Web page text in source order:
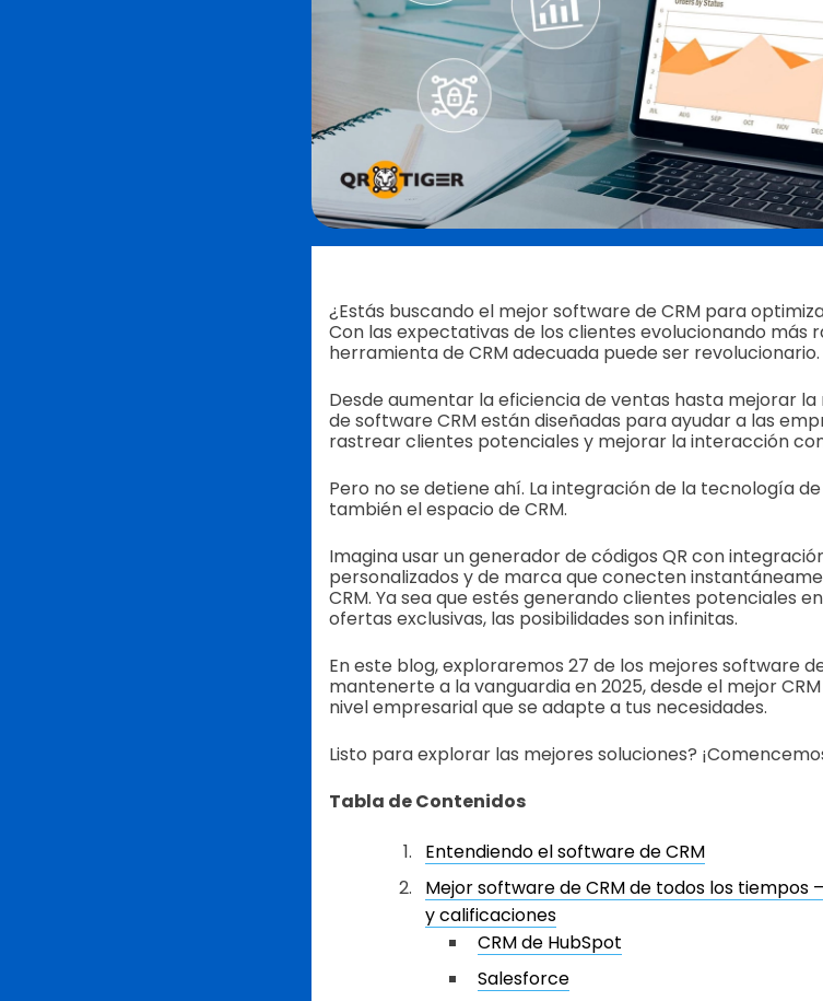
¿Estás buscando el mejor software de CRM para
Con las expectativas de los clientes evolucionando más
herramienta de CRM adecuada puede ser revolucionario.
Desde aumentar la eficiencia de ventas hasta mejorar
de software CRM están diseñadas para ayudar a las
rastrear clientes potenciales y mejorar la interacción
Pero no se detiene ahí. La integración de la tecnología
también el espacio de CRM.
Imagina usar un generador de códigos QR con
personalizados y de marca que conecten
CRM. Ya sea que estés generando clientes potenciales
ofertas exclusivas, las posibilidades son infinitas.
En este blog, exploraremos 27 de los mejores software
mantenerte a la vanguardia en 2025, desde el mejor
nivel empresarial que se adapte a tus necesidades.
Listo para explorar las mejores soluciones?
Tabla de Contenidos
Entendiendo el software de CRM
Mejor software de CRM de todos los
y calificaciones
CRM de HubSpot
Salesforce